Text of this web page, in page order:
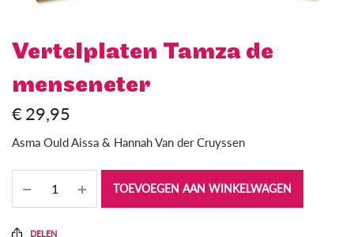
Vertelplaten Tamza de
menseneter
€29,95
Asma Ould Aissa & Hannah Van der Cruyssen
TOEVOEGEN AAN WINKELWAGEN
DELEN